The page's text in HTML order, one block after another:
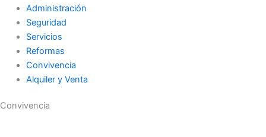
Administración
Seguridad
Servicios
Reformas
Convivencia
Alquiler y Venta
Convivencia